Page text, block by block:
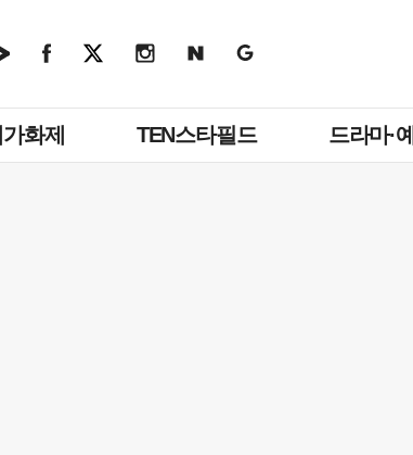
화제 TEN스타필드 드라마·